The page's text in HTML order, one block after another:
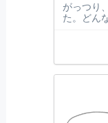
がっつり
た。どん